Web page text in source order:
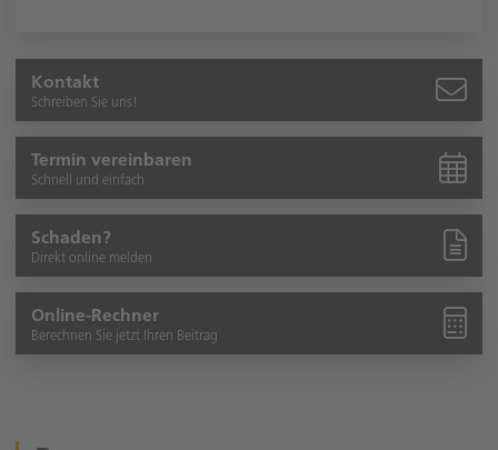
Kontakt
Schreiben Sie uns!
Termin vereinbaren
Schnell und einfach
Schaden?
Direkt online melden
Online-Rechner
Berechnen Sie jetzt Ihren Beitrag